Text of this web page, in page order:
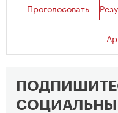
Проголосовать